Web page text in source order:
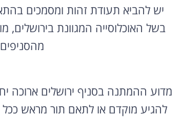
יש להביא תעודת זהות ומסמכים
בשל האוכלוסייה המגוונת בירושלים,
מדוע ההמתנה בסניף ירושלים ארוכה
להגיע מוקדם או לתאם תור מראש